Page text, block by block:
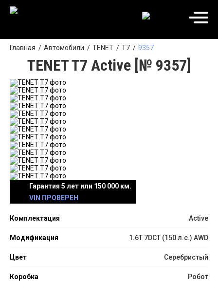
Главная Автомобили TENET T7 9357
TENET T7 Active [№ 9357]
Гарантия 5 лет или 150 000 км.
VIN ПРОВЕРЕН
Комплектация Active
Модификация 1.6T 7DCT (150 л.с.) AWD
Цвет Серебристый
Коробка Робот